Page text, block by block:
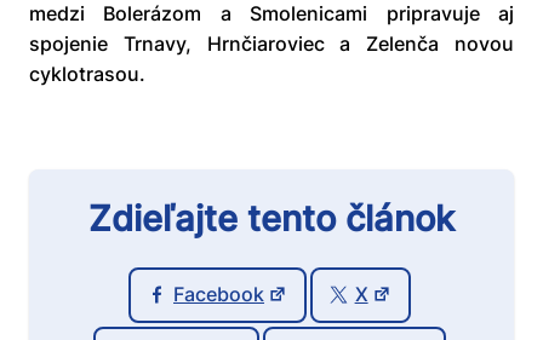
medzi Bolerázom a Smolenicami pripravuje aj
spojenie Trnavy, Hrnčiaroviec a Zelenča novou
cyklotrasou.
Zdieľajte tento článok
Facebook X